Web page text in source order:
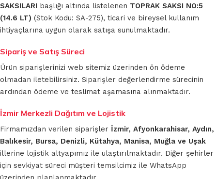
SAKSILARI başlığı altında listelenen TOPRAK SAKSI NO:5
(14.6 LT) (Stok Kodu: SA-275), ticari ve bireysel kullanım
ihtiyaçlarına uygun olarak satışa sunulmaktadır.
Sipariş ve Satış Süreci
Ürün siparişlerinizi web sitemiz üzerinden ön ödeme
olmadan iletebilirsiniz. Siparişler değerlendirme sürecinin
ardından ödeme ve teslimat aşamasına alınmaktadır.
İzmir Merkezli Dağıtım ve Lojistik
Firmamızdan verilen siparişler İzmir, Afyonkarahisar, Aydın,
Balıkesir, Bursa, Denizli, Kütahya, Manisa, Muğla ve Uşak
illerine lojistik altyapımız ile ulaştırılmaktadır. Diğer şehirler
için sevkiyat süreci müşteri temsilcimiz ile WhatsApp